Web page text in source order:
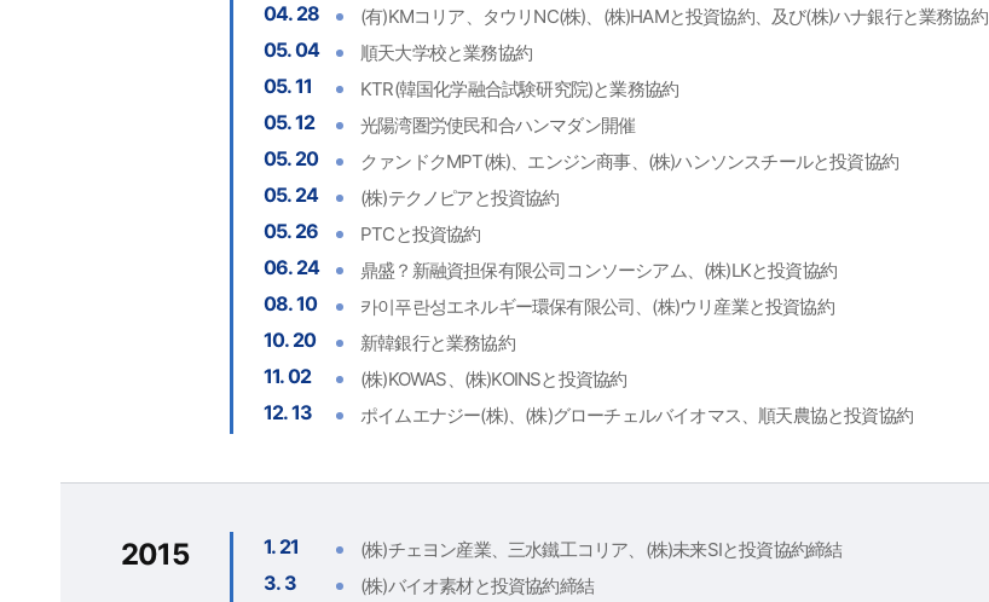
04. 28 (有)KMコリア、タウリNC(株)、(株)HAMと投資協約、及び(株)ハナ銀行と業務協約
05. 04 順天大学校と業務協約
05. 11 KTR(韓国化学融合試験研究院)と業務協約
05. 12 光陽湾圏労使民和合ハンマダン開催
05. 20 クァンドクMPT(株)、エンジン商事、(株)ハンソンスチールと投資協約
05. 24 (株)テクノピアと投資協約
05. 26 PTCと投資協約
06. 24 鼎盛？新融資担保有限公司コンソーシアム、(株)LKと投資協約
08. 10 카이푸란성エネルギー環保有限公司、(株)ウリ産業と投資協約
10. 20 新韓銀行と業務協約
11. 02 (株)KOWAS、(株)KOINSと投資協約
12. 13 ポイムエナジー(株)、(株)グローチェルバイオマス、順天農協と投資協約
2015 1. 21 (株)チェヨン産業、三水鐵工コリア、(株)未来SIと投資協約締結
3. 3 (株)バイオ素材と投資協約締結